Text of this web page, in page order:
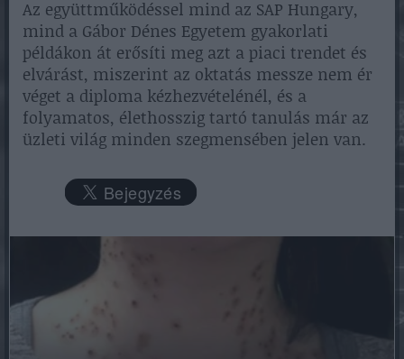
Az együttműködéssel mind az SAP Hungary,
mind a Gábor Dénes Egyetem gyakorlati
példákon át erősíti meg azt a piaci trendet és
elvárást, miszerint az oktatás messze nem ér
véget a diploma kézhezvételénél, és a
folyamatos, élethosszig tartó tanulás már az
üzleti világ minden szegmensében jelen van.